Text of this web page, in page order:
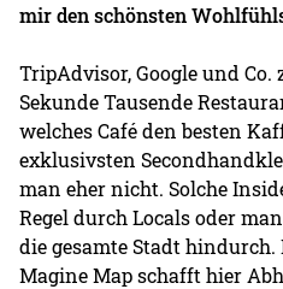
mir den schönsten
TripAdvisor, Google und
Sekunde Tausende
welches Café den besten
exklusivsten
man eher nicht. Solche
Regel durch Locals oder
die gesamte Stadt
Magine Map schafft hier